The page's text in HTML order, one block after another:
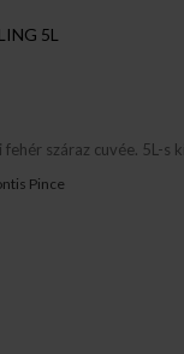
5L
száraz cuvée. 5L-s
Pince